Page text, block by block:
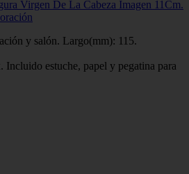
Virgen De La Cabeza Imagen 11Cm.
y salón. Largo(mm): 115.
Incluido estuche, papel y pegatina para